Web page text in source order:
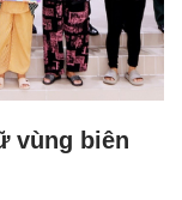
vùng biên